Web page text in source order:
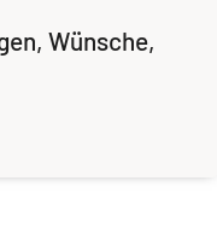
Wünsche,